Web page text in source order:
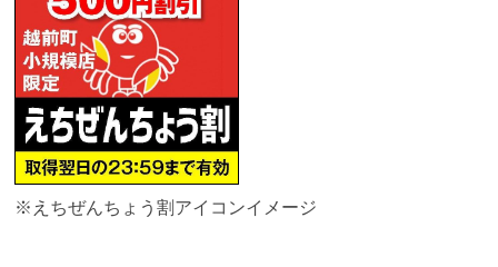
※えちぜんちょう割アイコンイメージ